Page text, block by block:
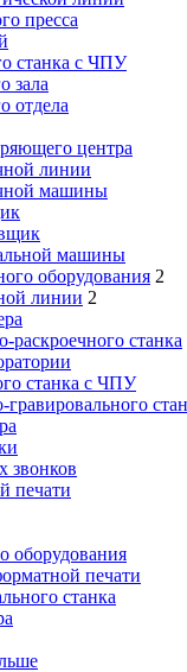
пресса
станка с ЧПУ
зала
отдела
центра
линии
машины
машины
оборудования 2
линии 2
раскроечного станка
станка с ЧПУ
гравировального
звонков
печати
оборудования
печати
станка